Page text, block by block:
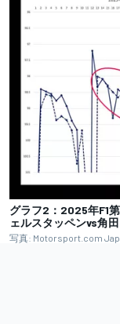
グラフ2：2025年F1
ェルスタッペンvs角田
写真: Motorsport.com